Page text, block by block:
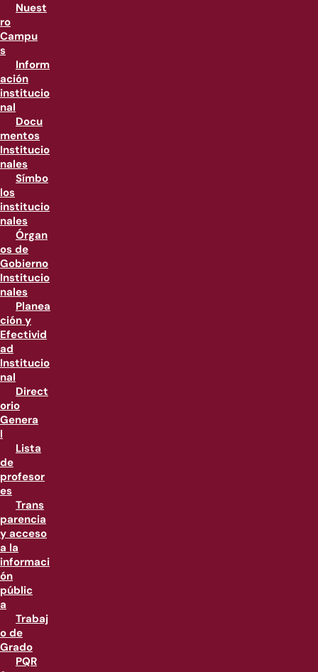
Nuest
ro
Campu
s
Inform
ación
institucio
nal
Docu
mentos
Institucio
nales
Símbo
los
institucio
nales
Órgan
os de
Gobierno
Institucio
nales
Planea
ción y
Efectivid
ad
Institucio
nal
Direct
orio
Genera
l
Lista
de
profesor
es
Trans
parencia
y acceso
a la
informaci
ón
públic
a
Trabaj
o de
Grado
PQR